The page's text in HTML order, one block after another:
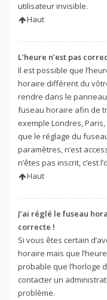
utilisateur invisible.
Haut
L’heure n’est pas
Il est possible que
horaire différent du
rendre dans le
fuseau horaire afin de
exemple Londres,
que le réglage du
paramètres, n’est
n’êtes pas inscrit, c’est
Haut
J’ai réglé le fuseau
correcte !
Si vous êtes certain
horaire mais que
probable que l’horloge
contacter un
problème.